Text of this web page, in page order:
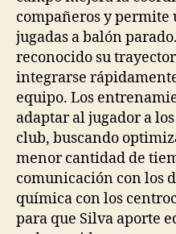
compañeros y permite
jugadas a balón
reconocido su
integrarse
equipo. Los
adaptar al jugador a
club, buscando
menor cantidad de
comunicación con los
química con los
para que Silva aporte